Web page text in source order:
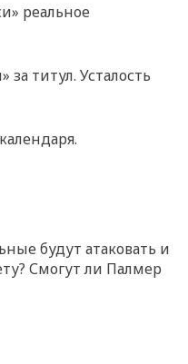
реальное
титул. Усталость
будут атаковать и
Смогут ли Палмер